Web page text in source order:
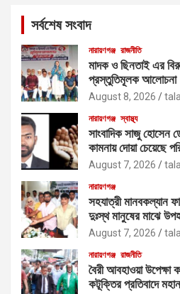
সর্বশেষ সংবাদ
নারায়ণগঞ্জ রাজনীতি
মাদক ও ছিনতাই এর
প্রস্তুতিমূলক আলোচনা
August 8, 2026
নারায়ণগঞ্জ স্বাস্থ্য
সাংবাদিক সাজু হোসেন
কামনায় দোয়া চেয়েছে
August 7, 2026
নারায়ণগঞ্জ
সহযাত্রী মানবকল্যান
দুঃস্থ মানুষের মাঝে
August 7, 2026
নারায়ণগঞ্জ রাজনীতি
বৈরী আবহাওয়া উপেক্ষা
কটূক্তির প্রতিবাদে